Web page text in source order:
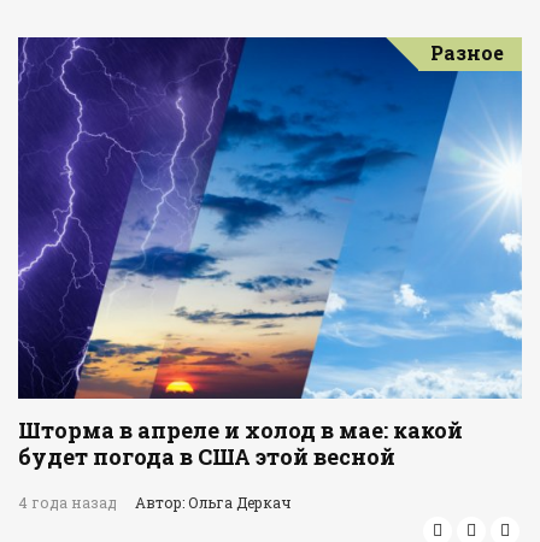
Разное
Шторма в апреле и холод в мае: какой
будет погода в США этой весной
4 года назад Автор: Ольга Деркач